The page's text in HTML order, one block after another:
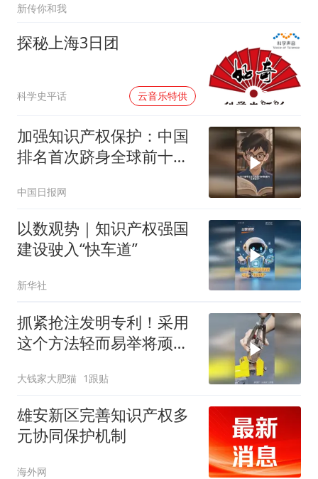
新传你和我
探秘上海3日团
科学史平话 云音乐特供 00:00
加强知识产权保护：中国
排名首次跻身全球前十，
件
中国日报网
以数观势｜知识产权强国
建设驶入“快车道”
新华社
抓紧抢注发明专利！采用
这个方法轻而易举将顽固
大钱家大肥猫 1跟贴
雄安新区完善知识产权多
元协同保护机制
海外网